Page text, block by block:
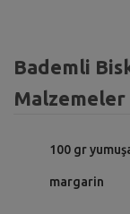
Bademli
Malzemeler
100 gr
margarin